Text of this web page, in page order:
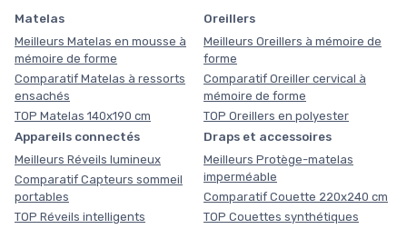
Matelas
Meilleurs Matelas en mousse à
mémoire de forme
Comparatif Matelas à ressorts
ensachés
TOP Matelas 140x190 cm
Oreillers
Meilleurs Oreillers à mémoire de
forme
Comparatif Oreiller cervical à
mémoire de forme
TOP Oreillers en polyester
Appareils connectés
Meilleurs Réveils lumineux
Comparatif Capteurs sommeil
portables
TOP Réveils intelligents
Draps et accessoires
Meilleurs Protège-matelas
imperméable
Comparatif Couette 220x240 cm
TOP Couettes synthétiques